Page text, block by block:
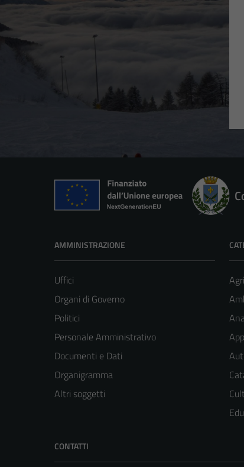
AMMINISTRAZIONE
Uffici
Organi di Governo
Politici
Personale Amministrativo
Documenti e Dati
Organigramma
Altri soggetti
CONTATTI